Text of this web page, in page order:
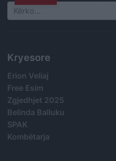
Search
Kryesore
Erion Veliaj
Free Esim
Zgjedhjet 2025
Belinda Balluku
SPAK
Kombëtarja